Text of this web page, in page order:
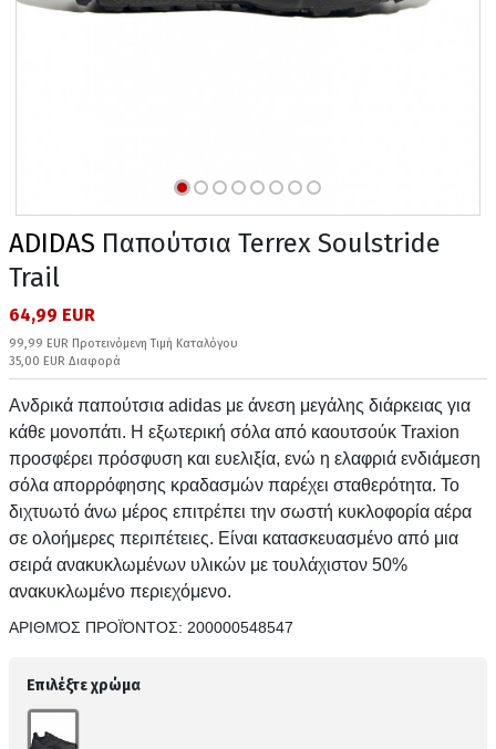
ADIDAS Παπούτσια Terrex Soulstride
Trail
64,99 EUR
99,99 EUR Προτεινόμενη Τιμή Καταλόγου
35,00 EUR Διαφορά
Ανδρικά παπούτσια adidas με άνεση μεγάλης διάρκειας για
κάθε μονοπάτι. Η εξωτερική σόλα από καουτσούκ Traxion
προσφέρει πρόσφυση και ευελιξία, ενώ η ελαφριά ενδιάμεση
σόλα απορρόφησης κραδασμών παρέχει σταθερότητα. Το
διχτυωτό άνω μέρος επιτρέπει την σωστή κυκλοφορία αέρα
σε ολοήμερες περιπέτειες. Είναι κατασκευασμένο από μια
σειρά ανακυκλωμένων υλικών με τουλάχιστον 50%
ανακυκλωμένο περιεχόμενο.
ΑΡΙΘΜΌΣ ΠΡΟΪΌΝΤΟΣ: 200000548547
Επιλέξτε χρώμα